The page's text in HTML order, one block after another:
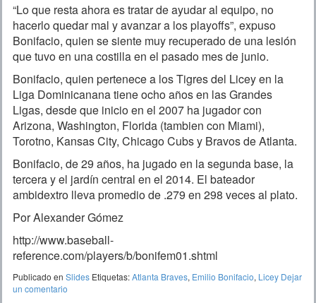
“Lo que resta ahora es tratar de ayudar al equipo, no
hacerlo quedar mal y avanzar a los playoffs”, expuso
Bonifacio, quien se siente muy recuperado de una lesión
que tuvo en una costilla en el pasado mes de junio.
Bonifacio, quien pertenece a los Tigres del Licey en la
Liga Dominicanana tiene ocho años en las Grandes
Ligas, desde que inicio en el 2007 ha jugador con
Arizona, Washington, Florida (tambien con Miami),
Torotno, Kansas City, Chicago Cubs y Bravos de Atlanta.
Bonifacio, de 29 años, ha jugado en la segunda base, la
tercera y el jardín central en el 2014. El bateador
ambidextro lleva promedio de .279 en 298 veces al plato.
Por Alexander Gómez
http://www.baseball-
reference.com/players/b/bonifem01.shtml
Publicado en Slides Etiquetas:Atlanta Braves, Emilio Bonifacio, Licey Dejar
un comentario